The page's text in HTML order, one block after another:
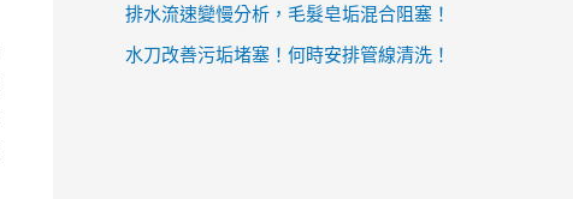
排水流速變慢分析，毛髮皂垢混合阻塞！
水刀改善污垢堵塞！何時安排管線清洗！